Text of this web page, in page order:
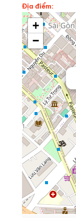
Địa điểm:
+
−